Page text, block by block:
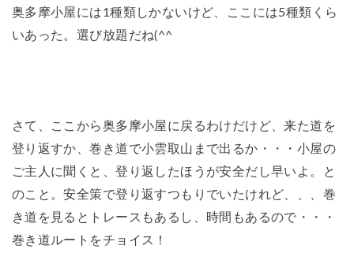
奥多摩小屋には1種類しかないけど、ここには5種類くら
いあった。選び放題だね(^^
さて、ここから奥多摩小屋に戻るわけだけど、来た道を
登り返すか、巻き道で小雲取山まで出るか・・・小屋の
ご主人に聞くと、登り返したほうが安全だし早いよ。と
のこと。安全策で登り返すつもりでいたけれど、、、巻
き道を見るとトレースもあるし、時間もあるので・・・
巻き道ルートをチョイス！